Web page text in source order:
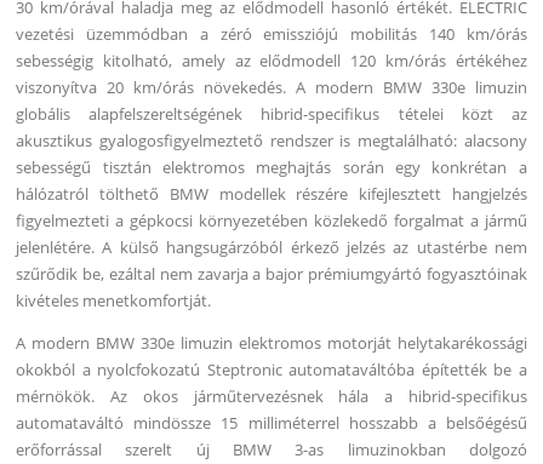
30 km/órával haladja meg az elődmodell hasonló értékét. ELECTRIC
vezetési üzemmódban a zéró emissziójú mobilitás 140 km/órás
sebességig kitolható, amely az elődmodell 120 km/órás értékéhez
viszonyítva 20 km/órás növekedés. A modern BMW 330e limuzin
globális alapfelszereltségének hibrid-specifikus tételei közt az
akusztikus gyalogosfigyelmeztető rendszer is megtalálható: alacsony
sebességű tisztán elektromos meghajtás során egy konkrétan a
hálózatról tölthető BMW modellek részére kifejlesztett hangjelzés
figyelmezteti a gépkocsi környezetében közlekedő forgalmat a jármű
jelenlétére. A külső hangsugárzóból érkező jelzés az utastérbe nem
szűrődik be, ezáltal nem zavarja a bajor prémiumgyártó fogyasztóinak
kivételes menetkomfortját.
A modern BMW 330e limuzin elektromos motorját helytakarékossági
okokból a nyolcfokozatú Steptronic automataváltóba építették be a
mérnökök. Az okos járműtervezésnek hála a hibrid-specifikus
automataváltó mindössze 15 milliméterrel hosszabb a belsőégésű
erőforrással szerelt új BMW 3-as limuzinokban dolgozó